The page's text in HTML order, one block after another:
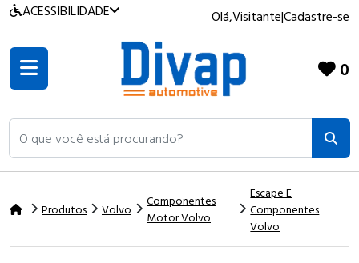
ACESSIBILIDADE Olá,Visitante|Cadastre-se
O que você está procurando?
0
Produtos Volvo
Componentes
Motor Volvo
Escape E
Componentes
Volvo